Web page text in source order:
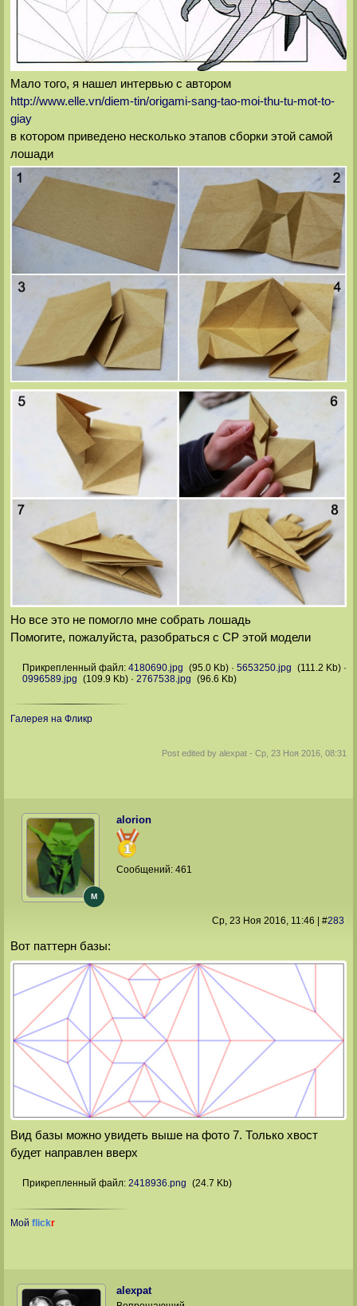
Мало того, я нашел интервью с автором
http://www.elle.vn/diem-tin/origami-sang-tao-moi-thu-tu-mot-to-
giay
в котором приведено несколько этапов сборки этой самой
лошади
Но все это не помогло мне собрать лошадь
Помогите, пожалуйста, разобраться с CP этой модели
Прикрепленный файл: 4180690.jpg (95.0 Kb) · 5653250.jpg (111.2 Kb) ·
0996589.jpg (109.9 Kb) · 2767538.jpg (96.6 Kb)
Галерея на Фликр
Post edited byalexpat -Ср, 23 Ноя 2016, 08:31
alorion
M
Сообщений:461
Ср, 23 Ноя 2016, 11:46 #283
Вот паттерн базы:
Вид базы можно увидеть выше на фото 7. Только хвост
будет направлен вверх
Прикрепленный файл: 2418936.png (24.7 Kb)
Мой flickr
alexpat